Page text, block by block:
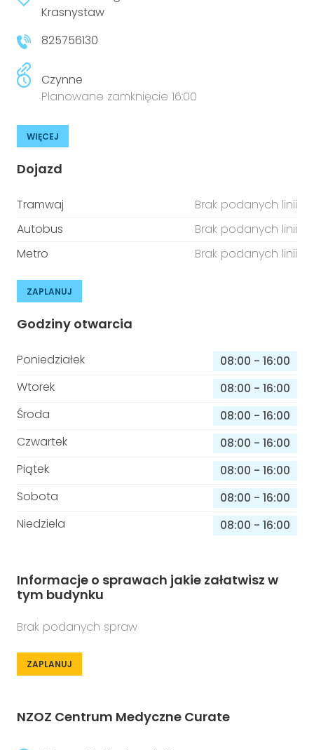
niepełnosprawnościami
Prawo
Prawa osób z niepełnosprawnościami
Urządzenia IoT
Krasnystaw
825756130
Czynne
Planowane zamknięcie 16:00
WIĘCEJ
Dojazd
Tramwaj
Brak podanych linii
Autobus
Brak podanych linii
Metro
Brak podanych linii
ZAPLANUJ
Godziny otwarcia
Poniedziałek 08:00 - 16:00
Wtorek
08:00 - 16:00
Środa
08:00 - 16:00
Czwartek
08:00 - 16:00
Piątek
08:00 - 16:00
Sobota
08:00 - 16:00
Niedziela
08:00 - 16:00
Informacje o sprawach jakie załatwisz w
tym budynku
Brak podanych spraw
ZAPLANUJ
NZOZ Centrum Medyczne Curate